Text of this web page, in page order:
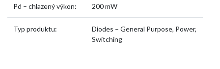
Pd – chlazený výkon: 200 mW
Typ produktu:
Diodes – General Purpose, Power,
Switching